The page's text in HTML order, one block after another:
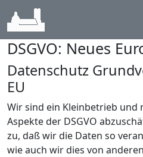
DSGVO: Neues
Datenschutz
EU
Wir sind ein Kleinbetrieb und
Aspekte der DSGVO
zu, daß wir die Daten so
wie auch wir dies von